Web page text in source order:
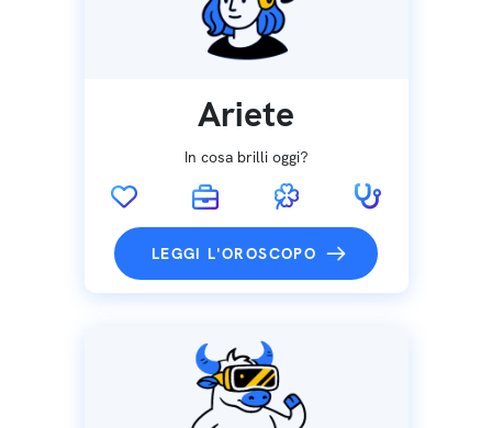
Ariete
In cosa brilli oggi?
LEGGI L'OROSCOPO